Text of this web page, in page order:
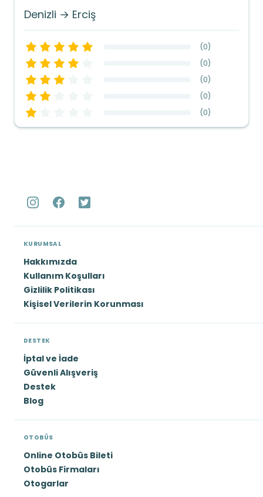
Denizli → Erciş
(0)
(0)
(0)
(0)
(0)
KURUMSAL
Hakkımızda
Kullanım Koşulları
Gizlilik Politikası
Kişisel Verilerin Korunması
DESTEK
İptal ve İade
Güvenli Alışveriş
Destek
Blog
OTOBÜS
Online Otobüs Bileti
Otobüs Firmaları
Otogarlar